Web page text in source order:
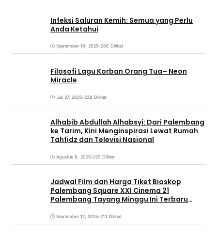
Infeksi Saluran Kemih: Semua yang Perlu
Anda Ketahui
September 18, 2025•286 Dilihat
Filosofi Lagu Korban Orang Tua– Neon
Miracle
Juli 27, 2025•238 Dilihat
Alhabib Abdullah Alhabsyi: Dari Palembang
ke Tarim, Kini Menginspirasi Lewat Rumah
Tahfidz dan Televisi Nasional
Agustus 8, 2025•223 Dilihat
Jadwal Film dan Harga Tiket Bioskop
Palembang Square XXI Cinema 21
Palembang Tayang Minggu Ini Terbaru
September 12, 2025•213 Dilihat